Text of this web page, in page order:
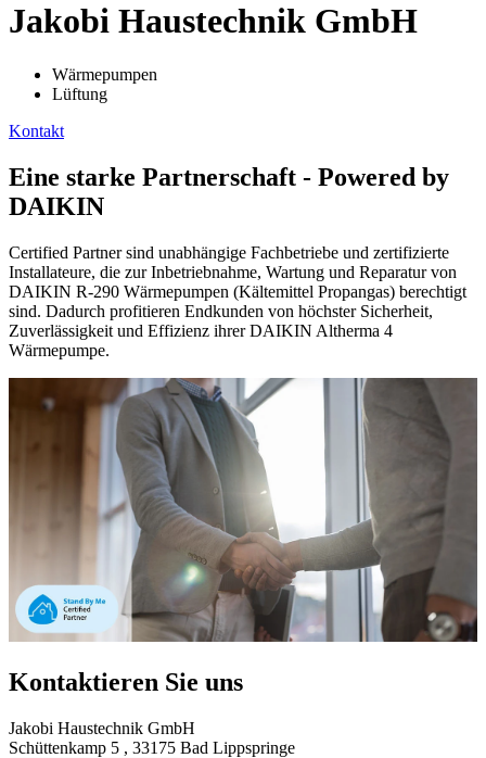
Jakobi Haustechnik GmbH
Wärmepumpen
Lüftung
Kontakt
Eine starke Partnerschaft - Powered by
DAIKIN
Certified Partner sind unabhängige Fachbetriebe und zertifizierte
Installateure, die zur Inbetriebnahme, Wartung und Reparatur von
DAIKIN R-290 Wärmepumpen (Kältemittel Propangas) berechtigt
sind. Dadurch profitieren Endkunden von höchster Sicherheit,
Zuverlässigkeit und Effizienz ihrer DAIKIN Altherma 4
Wärmepumpe.
Kontaktieren Sie uns
Jakobi Haustechnik GmbH
Schüttenkamp 5 , 33175 Bad Lippspringe